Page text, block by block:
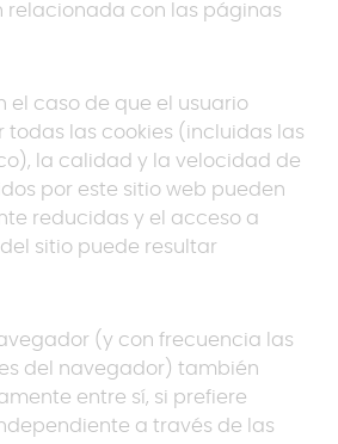
relacionada con las páginas
el caso de que el usuario
las cookies (incluidas las
la calidad y la velocidad de
por este sitio web pueden
reducidas y el acceso a
sitio puede resultar
(y con frecuencia las
del navegador) también
entre sí, si prefiere
a través de las